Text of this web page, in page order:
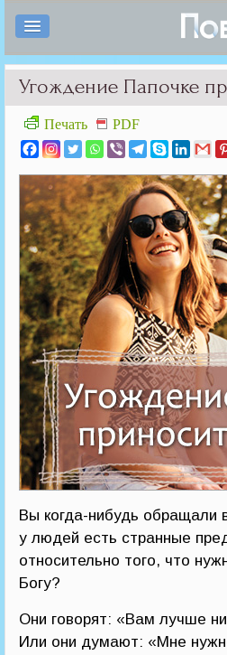
Угождение Папочке
Печать PDF
Вы когда-нибудь обращали
у людей есть странные
относительно того, что
Богу?
Они говорят: «Вам лучше
Или они думают: «Мне